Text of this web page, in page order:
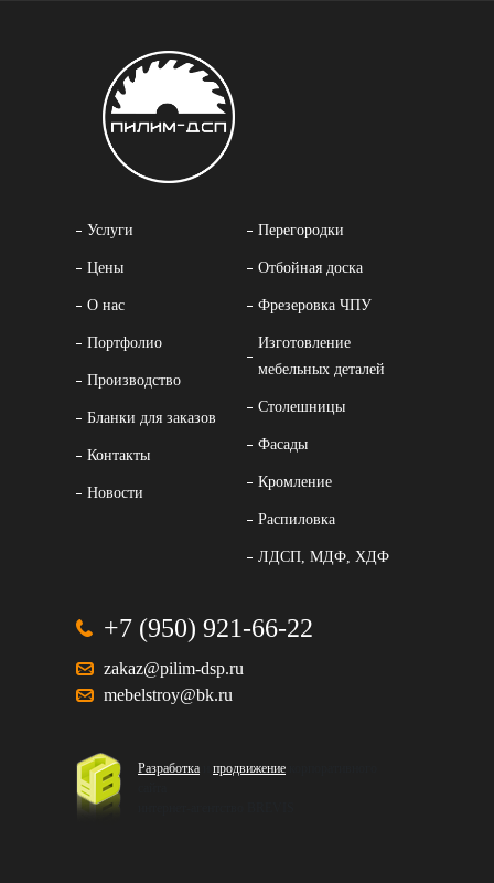
Услуги
Цены
О нас
Портфолио
Производство
Бланки для заказов
Контакты
Новости
Перегородки
Отбойная доска
Фрезеровка ЧПУ
Изготовление
мебельных деталей
Столешницы
Фасады
Кромление
Распиловка
ЛДСП, МДФ, ХДФ
+7 (950) 921-66-22
zakaz@pilim-dsp.ru
mebelstroy@bk.ru
Разработка продвижение